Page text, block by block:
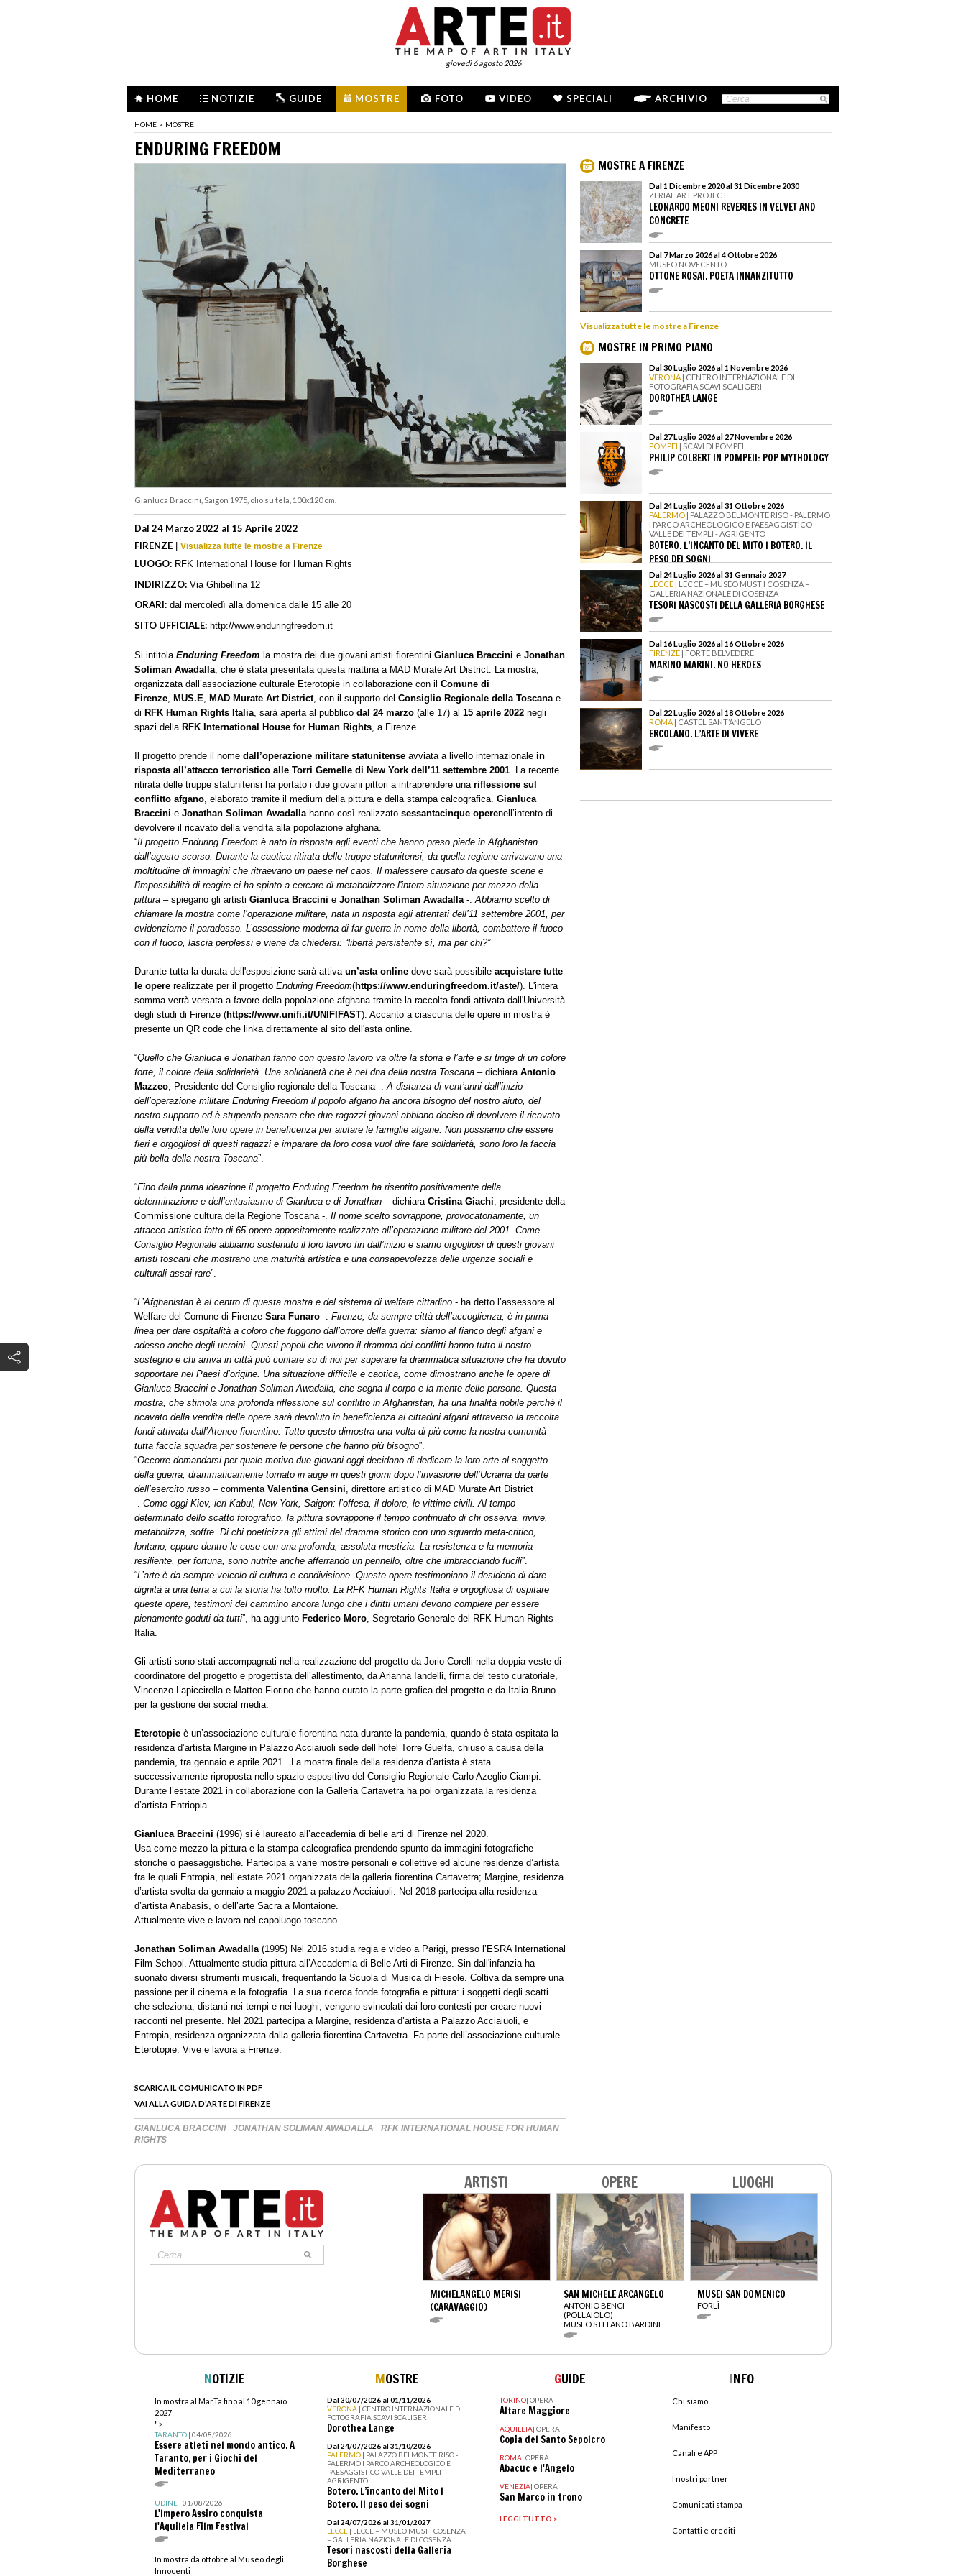
giovedì 6 agosto 2026
HOME NOTIZIE GUIDE MOSTRE FOTO VIDEO SPECIALI ARCHIVIO
HOME > MOSTRE
ENDURING FREEDOM
Gianluca Braccini, Saigon 1975, olio su tela, 100x120 cm.
Dal 24 Marzo 2022 al 15 Aprile 2022
FIRENZE | Visualizza tutte le mostre a Firenze
LUOGO: RFK International House for Human Rights
INDIRIZZO: Via Ghibellina 12
ORARI: dal mercoledì alla domenica dalle 15 alle 20
SITO UFFICIALE: http://www.enduringfreedom.it
Si intitola Enduring Freedom la mostra dei due giovani artisti fiorentini Gianluca Braccini e Jonathan
Soliman Awadalla, che è stata presentata questa mattina a MAD Murate Art District. La mostra,
organizzata dall’associazione culturale Eterotopie in collaborazione con il Comune di
Firenze, MUS.E, MAD Murate Art District, con il supporto del Consiglio Regionale della Toscanae
di RFK Human Rights Italia, sarà aperta al pubblico dal 24 marzo (alle 17) al 15 aprile 2022 negli
spazi della RFK International House for Human Rights, a Firenze.
Il progetto prende il nome dall ’operazione militare statunitense avviata a livello internazionale in
risposta all ’attacco terroristico alle Torri Gemelle di New York dell’11 settembre 2001. La recente
ritirata delle truppe statunitensi ha portato i due giovani pittori a intraprendere una riflessione sul
conflitto afgano, elaborato tramite il medium della pittura e della stampa calcografica. Gianluca
Braccini e Jonathan Soliman Awadallahanno così realizzato sessantacinque operenell’intento di
devolvere il ricavato della vendita alla popolazione afghana.
“Il progetto Enduring Freedom è nato in risposta agli eventi che hanno preso piede in Afghanistan
dall’agosto scorso. Durante la caotica ritirata delle truppe statunitensi, da quella regione arrivavano una
moltitudine di immagini che ritraevano un paese nel caos. Il malessere causato da queste scene e
l'impossibilità di reagire ci ha spinto a cercare di metabolizzare l'intera situazione per mezzo della
pittura – spiegano gli artisti Gianluca Braccini e Jonathan Soliman Awadalla-.Abbiamo scelto di
chiamare la mostra come l’operazione militare, nata in risposta agli attentati dell’11 settembre 2001, per
evidenziarne il paradosso. L’ossessione moderna di far guerra in nome della libertà, combattere il fuoco
con il fuoco, lascia perplessi e viene da chiedersi: “libertà persistente sì, ma per chi?”
Durante tutta la durata dell'esposizione sarà attiva un’asta online dove sarà possibile acquistare tutte
le opere realizzate per il progetto Enduring Freedom(https://www.enduringfreedom.it/aste/). L'intera
somma verrà versata a favore della popolazione afghana tramite la raccolta fondi attivata dall'Università
degli studi di Firenze (https://www.unifi.it/UNIFIFAST). Accanto a ciascuna delle opere in mostra è
presente un QR code che linka direttamente al sito dell'asta online.
“Quello che Gianluca e Jonathan fanno con questo lavoro va oltre la storia e l’arte e si tinge di un colore
forte, il colore della solidarietà. Una solidarietà che è nel dna della nostra Toscana – dichiara Antonio
Mazzeo, Presidente del Consiglio regionale della Toscana -.A distanza di vent’anni dall’inizio
dell’operazione militare Enduring Freedom il popolo afgano ha ancora bisogno del nostro aiuto, del
nostro supporto ed è stupendo pensare che due ragazzi giovani abbiano deciso di devolvere il ricavato
della vendita delle loro opere in beneficenza per aiutare le famiglie afgane. Non possiamo che essere
fieri e orgogliosi di questi ragazzi e imparare da loro cosa vuol dire fare solidarietà, sono loro la faccia
più bella della nostra Toscana”.
“Fino dalla prima ideazione il progetto Enduring Freedom ha risentito positivamente della
determinazione e dell’entusiasmo di Gianluca e di Jonathan – dichiara Cristina Giachi, presidente della
Commissione cultura della Regione Toscana -. Il nome scelto sovrappone, provocatoriamente, un
attacco artistico fatto di 65 opere appositamente realizzate all’operazione militare del 2001. Come
Consiglio Regionale abbiamo sostenuto il loro lavoro fin dall’inizio e siamo orgogliosi di questi giovani
artisti toscani che mostrano una maturità artistica e una consapevolezza delle urgenze sociali e
culturali assai rare”.
“L’Afghanistan è al centro di questa mostra e del sistema di welfare cittadino - ha detto l’assessore al
Welfare del Comune di Firenze Sara Funaro -. Firenze, da sempre città dell’accoglienza, è in prima
linea per dare ospitalità a coloro che fuggono dall’orrore della guerra: siamo al fianco degli afgani e
adesso anche degli ucraini. Questi popoli che vivono il dramma dei conflitti hanno tutto il nostro
sostegno e chi arriva in città può contare su di noi per superare la drammatica situazione che ha dovuto
sopportare nei Paesi d’origine. Una situazione difficile e caotica, come dimostrano anche le opere di
Gianluca Braccini e Jonathan Soliman Awadalla, che segna il corpo e la mente delle persone. Questa
mostra, che stimola una profonda riflessione sul conflitto in Afghanistan, ha una finalità nobile perché il
ricavato della vendita delle opere sarà devoluto in beneficienza ai cittadini afgani attraverso la raccolta
fondi attivata dall’Ateneo fiorentino. Tutto questo dimostra una volta di più come la nostra comunità
tutta faccia squadra per sostenere le persone che hanno più bisogno”.
“Occorre domandarsi per quale motivo due giovani oggi decidano di dedicare la loro arte al soggetto
della guerra, drammaticamente tornato in auge in questi giorni dopo l’invasione dell’Ucraina da parte
dell’esercito russo – commenta Valentina Gensini, direttore artistico di MAD Murate Art District
-. Come oggi Kiev, ieri Kabul, New York, Saigon: l’offesa, il dolore, le vittime civili. Al tempo
determinato dello scatto fotografico, la pittura sovrappone il tempo continuato di chi osserva, rivive,
metabolizza, soffre. Di chi poeticizza gli attimi del dramma storico con uno sguardo meta-critico,
lontano, eppure dentro le cose con una profonda, assoluta mestizia. La resistenza e la memoria
resiliente, per fortuna, sono nutrite anche afferrando un pennello, oltre che imbracciando fucili”.
“L’arte è da sempre veicolo di cultura e condivisione. Queste opere testimoniano il desiderio di dare
dignità a una terra a cui la storia ha tolto molto. La RFK Human Rights Italia è orgogliosa di ospitare
queste opere, testimoni del cammino ancora lungo che i diritti umani devono compiere per essere
pienamente goduti da tutti”, ha aggiunto Federico Moro, Segretario Generale del RFK Human Rights
Italia.
Gli artisti sono stati accompagnati nella realizzazione del progetto da Jorio Corelli nella doppia veste di
coordinatore del progetto e progettista dell’allestimento, da Arianna Iandelli, firma del testo curatoriale,
Vincenzo Lapiccirella e Matteo Fiorino che hanno curato la parte grafica del progetto e da Italia Bruno
per la gestione dei social media.
Eterotopie è un’associazione culturale fiorentina nata durante la pandemia, quando è stata ospitata la
residenza d’artista Margine in Palazzo Acciaiuoli sede dell’hotel Torre Guelfa, chiuso a causa della
pandemia, tra gennaio e aprile 2021. La mostra finale della residenza d’artista è stata
successivamente riproposta nello spazio espositivo del Consiglio Regionale Carlo Azeglio Ciampi.
Durante l’estate 2021 in collaborazione con la Galleria Cartavetra ha poi organizzata la residenza
d’artista Entriopia.
Gianluca Braccini (1996) si è laureato all’accademia di belle arti di Firenze nel 2020.
Usa come mezzo la pittura e la stampa calcografica prendendo spunto da immagini fotografiche
storiche o paesaggistiche. Partecipa a varie mostre personali e collettive ed alcune residenze d’artista
fra le quali Entropia, nell’estate 2021 organizzata della galleria fiorentina Cartavetra; Margine, residenza
d’artista svolta da gennaio a maggio 2021 a palazzo Acciaiuoli. Nel 2018 partecipa alla residenza
d’artista Anabasis, o dell’arte Sacra a Montaione.
Attualmente vive e lavora nel capoluogo toscano.
Jonathan Soliman Awadalla(1995) Nel 2016 studia regia e video a Parigi, presso l’ESRA International
Film School. Attualmente studia pittura all’Accademia di Belle Arti di Firenze. Sin dall'infanzia ha
suonato diversi strumenti musicali, frequentando la Scuola di Musica di Fiesole. Coltiva da sempre una
passione per il cinema e la fotografia. La sua ricerca fonde fotografia e pittura: i soggetti degli scatti
che seleziona, distanti nei tempi e nei luoghi, vengono svincolati dai loro contesti per creare nuovi
racconti nel presente. Nel 2021 partecipa a Margine, residenza d’artista a Palazzo Acciaiuoli, e
Entropia, residenza organizzata dalla galleria fiorentina Cartavetra. Fa parte dell’associazione culturale
Eterotopie. Vive e lavora a Firenze.
SCARICA IL COMUNICATO IN PDF
VAI ALLA GUIDA D'ARTE DI FIRENZE
GIANLUCA BRACCINI · JONATHAN SOLIMAN AWADALLA · RFK INTERNATIONAL HOUSE FOR HUMAN
RIGHTS
MOSTRE A FIRENZE
Dal 1 Dicembre 2020 al 31 Dicembre 2030
ZERIAL ART PROJECT
LEONARDO MEONI REVERIES IN VELVET AND
CONCRETE
Dal 7 Marzo 2026 al 4 Ottobre 2026
MUSEO NOVECENTO
OTTONE ROSAI. POETA INNANZITUTTO
Visualizza tutte le mostre a Firenze
MOSTRE IN PRIMO PIANO
Dal 30 Luglio 2026 al 1 Novembre 2026
VERONA | CENTRO INTERNAZIONALE DI
FOTOGRAFIA SCAVI SCALIGERI
DOROTHEA LANGE
Dal 27 Luglio 2026 al 27 Novembre 2026
POMPEI | SCAVI DI POMPEI
PHILIP COLBERT IN POMPEII: POP MYTHOLOGY
Dal 24 Luglio 2026 al 31 Ottobre 2026
PALERMO | PALAZZO BELMONTE RISO - PALERMO
I PARCO ARCHEOLOGICO E PAESAGGISTICO
VALLE DEI TEMPLI - AGRIGENTO
BOTERO. L’INCANTO DEL MITO I BOTERO. IL
PESO DEI SOGNI
Dal 24 Luglio 2026 al 31 Gennaio 2027
LECCE | LECCE – MUSEO MUST I COSENZA –
GALLERIA NAZIONALE DI COSENZA
TESORI NASCOSTI DELLA GALLERIA BORGHESE
Dal 16 Luglio 2026 al 16 Ottobre 2026
FIRENZE | FORTE BELVEDERE
MARINO MARINI. NO HEROES
Dal 22 Luglio 2026 al 18 Ottobre 2026
ROMA | CASTEL SANT’ANGELO
ERCOLANO. L’ARTE DI VIVERE
ARTISTI
MICHELANGELO MERISI
(CARAVAGGIO)
OPERE
SAN MICHELE ARCANGELO
ANTONIO BENCI
(POLLAIOLO)
MUSEO STEFANO BARDINI
LUOGHI
MUSEI SAN DOMENICO
FORLÌ
NOTIZIE
In mostra al MarTa fino al 10 gennaio
2027
">
TARANTO| 04/08/2026
Essere atleti nel mondo antico. A
Taranto, per i Giochi del
Mediterraneo
UDINE| 01/08/2026
L'Impero Assiro conquista
l'Aquileia Film Festival
In mostra da ottobre al Museo degli
Innocenti
MOSTRE
Dal 30/07/2026 al 01/11/2026
VERONA | CENTRO INTERNAZIONALE DI
FOTOGRAFIA SCAVI SCALIGERI
Dorothea Lange
Dal 24/07/2026 al 31/10/2026
PALERMO | PALAZZO BELMONTE RISO -
PALERMO I PARCO ARCHEOLOGICO E
PAESAGGISTICO VALLE DEI TEMPLI -
AGRIGENTO
Botero. L’incanto del Mito I
Botero. Il peso dei sogni
Dal 24/07/2026 al 31/01/2027
LECCE | LECCE – MUSEO MUST I COSENZA
– GALLERIA NAZIONALE DI COSENZA
Tesori nascosti della Galleria
Borghese
GUIDE
TORINO| OPERA
Altare Maggiore
AQUILEIA| OPERA
Copia del Santo Sepolcro
ROMA| OPERA
Abacuc e l'Angelo
VENEZIA| OPERA
San Marco in trono
LEGGI TUTTO >
INFO
Chi siamo
Manifesto
Canali e APP
I nostri partner
Comunicati stampa
Contatti e crediti